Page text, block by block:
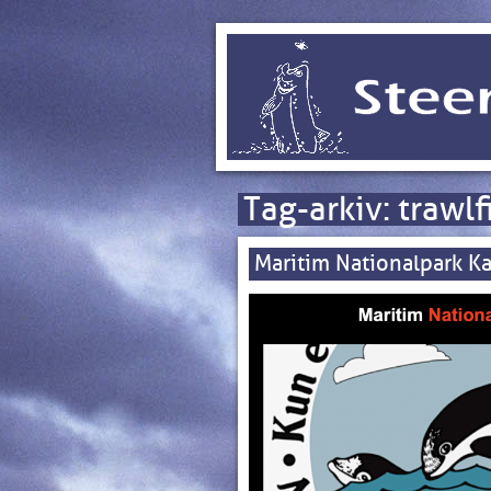
Tag-arkiv:
Maritim Nationalpark